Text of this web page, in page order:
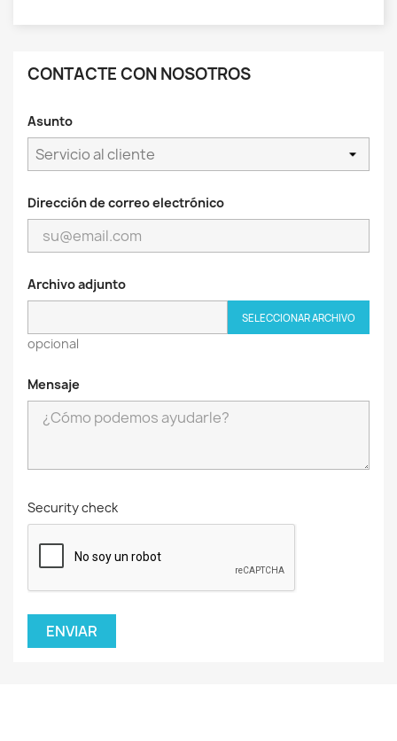
CONTACTE CON NOSOTROS
Asunto
Dirección de correo electrónico
Archivo adjunto
SELECCIONAR ARCHIVO
opcional
Mensaje
Security check